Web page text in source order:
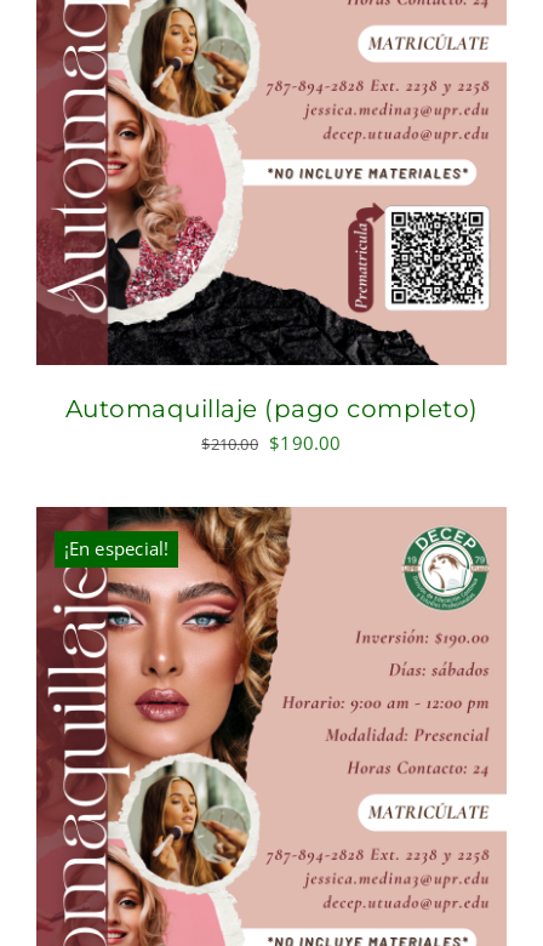
Automaquillaje (pago completo)
$210.00 Original
was:
$210.00.
$190.00
is:
$190.00.
¡En especial!